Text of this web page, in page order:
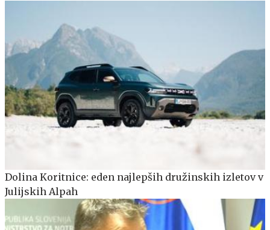
Dolina Koritnice: eden najlepših družinskih izletov v
Julijskih Alpah